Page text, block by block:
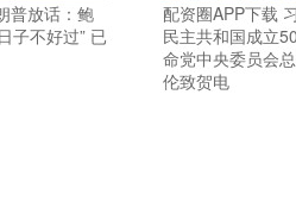
普放话：鲍
子不好过” 已
配资圈APP下载
民主共和国成立
命党中央委员会
伦致贺电